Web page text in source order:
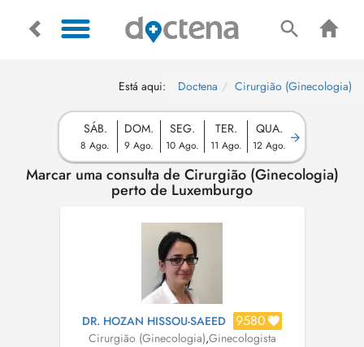
Está aqui: Doctena Cirurgião (Ginecologia)
SÁB.
8 Ago.
DOM.
9 Ago.
SEG.
10 Ago.
TER.
11 Ago.
QUA.
12 Ago.
Marcar uma consulta de Cirurgião (Ginecologia)
perto de Luxemburgo
DR. HOZAN HISSOU-SAEED 9580
Cirurgião (Ginecologia),Ginecologista